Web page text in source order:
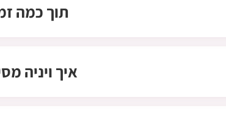
תוך כמה
איך ויניה